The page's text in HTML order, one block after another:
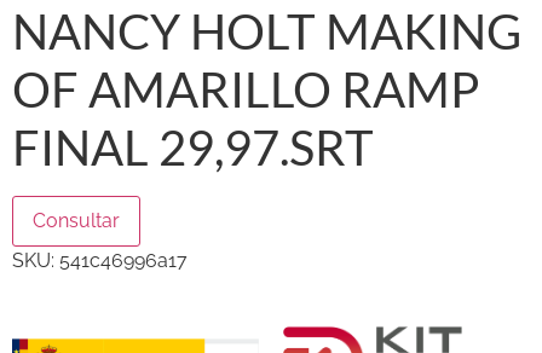
NANCY HOLT MAKING
OF AMARILLO RAMP
FINAL 29,97.SRT
Consultar
SKU: 541c46996a17